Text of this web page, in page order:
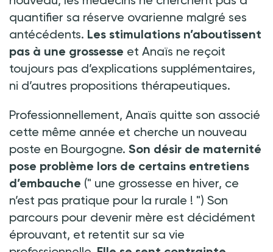
quantifier sa réserve ovarienne malgré ses
antécédents. Les stimulations n’aboutissent
pas à une grossesse et Anaïs ne reçoit
toujours pas d’explications supplémentaires,
ni d’autres propositions thérapeutiques.
Professionnellement, Anaïs quitte son associé
cette même année et cherche un nouveau
poste en Bourgogne. Son désir de maternité
pose problème lors de certains entretiens
d’embauche (" une grossesse en hiver, ce
n’est pas pratique pour la rurale ! ") Son
parcours pour devenir mère est décidément
éprouvant, et retentit sur sa vie